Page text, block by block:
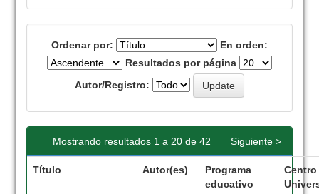
Ordenar por:
En orden:
Resultados por página
Autor/Registro:
Mostrando resultados 1 a 20 de 42 Siguiente >
Título Autor(es)
Programa
educativo
Centro